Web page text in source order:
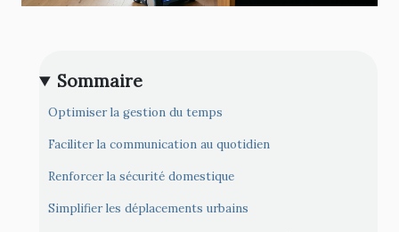
Sommaire
Optimiser la gestion du temps
Faciliter la communication au quotidien
Renforcer la sécurité domestique
Simplifier les déplacements urbains